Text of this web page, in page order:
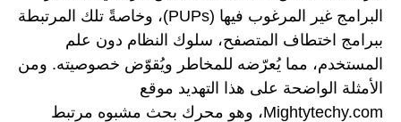
البرامج غير المرغوب فيها (PUPs)، وخاصةً تلك المرتبطة
ببرامج اختطاف المتصفح، سلوك النظام دون علم
المستخدم، مما يُعرّضه للمخاطر ويُقوّض خصوصيته. ومن
الأمثلة الواضحة على هذا التهديد موقع
Mightytechy.com، وهو محرك بحث مشبوه مرتبط